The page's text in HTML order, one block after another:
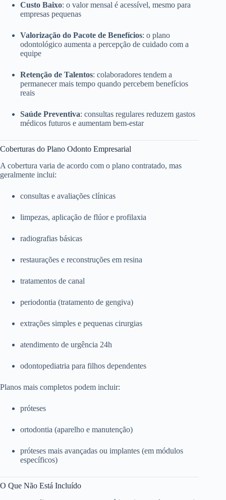
Custo Baixo: o valor mensal é acessível, mesmo para
empresas pequenas
Valorização do Pacote de Benefícios: o plano
odontológico aumenta a percepção de cuidado com a
equipe
Retenção de Talentos: colaboradores tendem a
permanecer mais tempo quando percebem benefícios
reais
Saúde Preventiva: consultas regulares reduzem gastos
médicos futuros e aumentam bem-estar
Coberturas do Plano Odonto Empresarial
A cobertura varia de acordo com o plano contratado, mas
geralmente inclui:
consultas e avaliações clínicas
limpezas, aplicação de flúor e profilaxia
radiografias básicas
restaurações e reconstruções em resina
tratamentos de canal
periodontia (tratamento de gengiva)
extrações simples e pequenas cirurgias
atendimento de urgência 24h
odontopediatria para filhos dependentes
Planos mais completos podem incluir:
próteses
ortodontia (aparelho e manutenção)
próteses mais avançadas ou implantes (em módulos
específicos)
O Que Não Está Incluído